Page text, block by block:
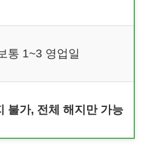
통 1~3 영업일
불가, 전체 해지만 가능